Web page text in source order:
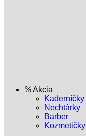
Akcia
Kaderníčky
Nechtárky
Barber
Kozmetičky